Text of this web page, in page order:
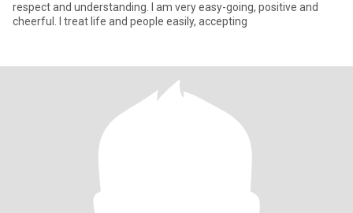
respect and understanding. I am very easy-going, positive and
cheerful. I treat life and people easily, accepting